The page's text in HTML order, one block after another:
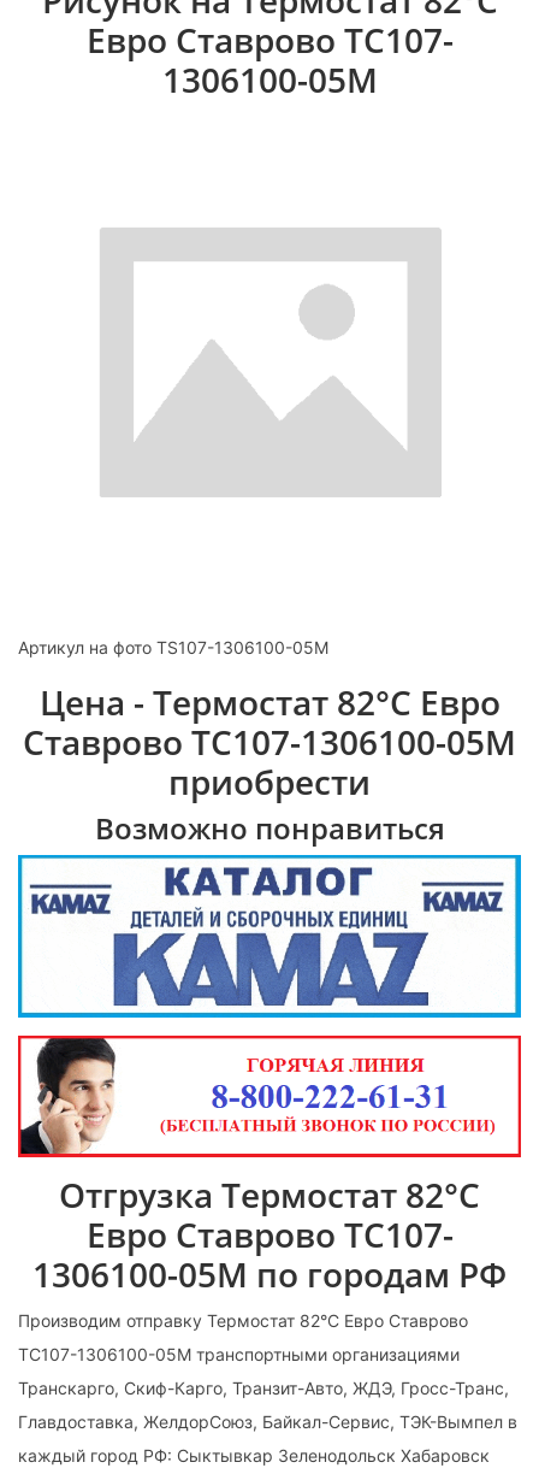
Евро Ставрово ТС107-
1306100-05М
Артикул на фото TS107-1306100-05M
Цена - Термостат 82°С Евро
Ставрово ТС107-1306100-05М
приобрести
Возможно понравиться
Отгрузка Термостат 82°С
Евро Ставрово ТС107-
1306100-05М по городам РФ
Производим отправку Термостат 82°С Евро Ставрово
ТС107-1306100-05М транспортными организациями
Транскарго, Скиф-Карго, Транзит-Авто, ЖДЭ, Гросс-Транс,
Главдоставка, ЖелдорСоюз, Байкал-Сервис, ТЭК-Вымпел в
каждый город РФ: Сыктывкар Зеленодольск Хабаровск